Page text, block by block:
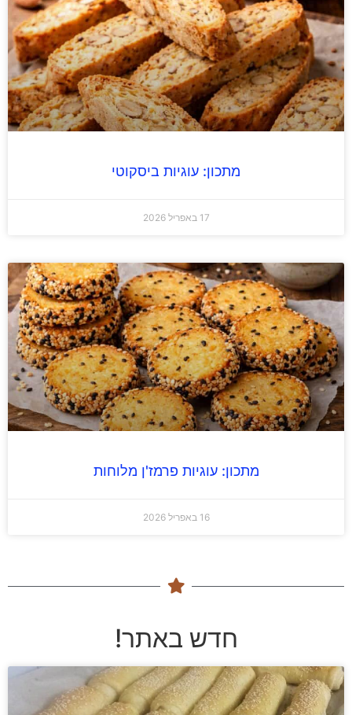
מתכון: עוגיות ביסקוטי
מתכון: עוגיות פרמז'ן מלוחות
חדש באתר!